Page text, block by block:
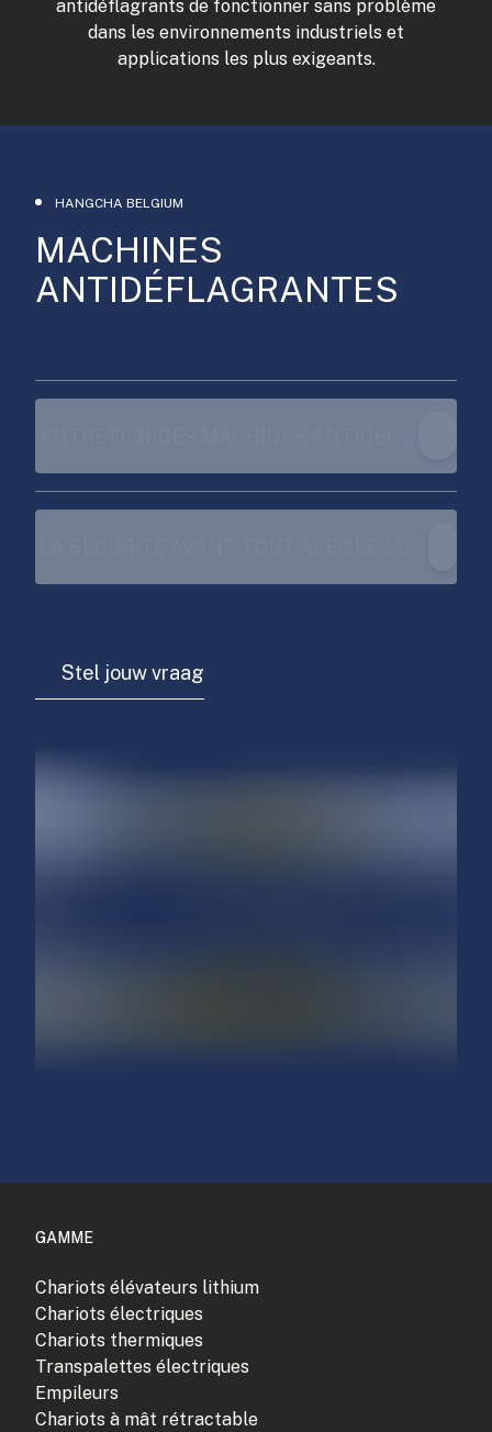
antidéflagrants de fonctionner sans problème
dans les environnements industriels et
applications les plus exigeants.
HANGCHA BELGIUM
MACHINES
ANTIDÉFLAGRANTES
Stel jouw vraag
GAMME
Chariots élévateurs lithium
Chariots électriques
Chariots thermiques
Transpalettes électriques
Empileurs
Chariots à mât rétractable